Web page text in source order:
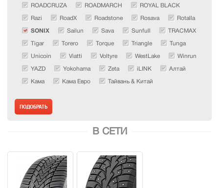
ROADCRUZA ROADMARCH ROYAL BLACK
Razi RoadX Roadstone Rosava Rotalla
SONIX Sailun Sava Sunfull TRACMAX
Tigar Torero Torque Triangle Tunga
Unicoin Viatti Voltyre WestLake Winrun
YAZD Yokohama Zeta iLINK Алтай
Кама Кама Евро Тайвань & Китай
В СЕТИ